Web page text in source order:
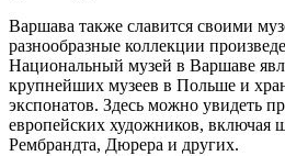
Варшава также славится своими
разнообразные коллекции
Национальный музей в Варшаве
крупнейших музеев в Польше и
экспонатов. Здесь можно увидеть
европейских художников, включая
Рембрандта, Дюрера и других.